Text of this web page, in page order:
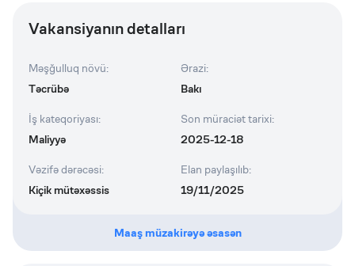
Vakansiyanın detalları
Məşğulluq növü:
Təcrübə
Ərazi:
Bakı
İş kateqoriyası:
Maliyyə
Son müraciət tarixi:
2025-12-18
Vəzifə dərəcəsi:
Kiçik mütəxəssis
Elan paylaşılıb:
19/11/2025
Maaş müzakirəyə əsasən